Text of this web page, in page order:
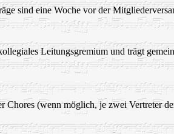
sind eine Woche vor der
Leitungsgremium und trägt
Chores (wenn möglich, je zwei Vertreter